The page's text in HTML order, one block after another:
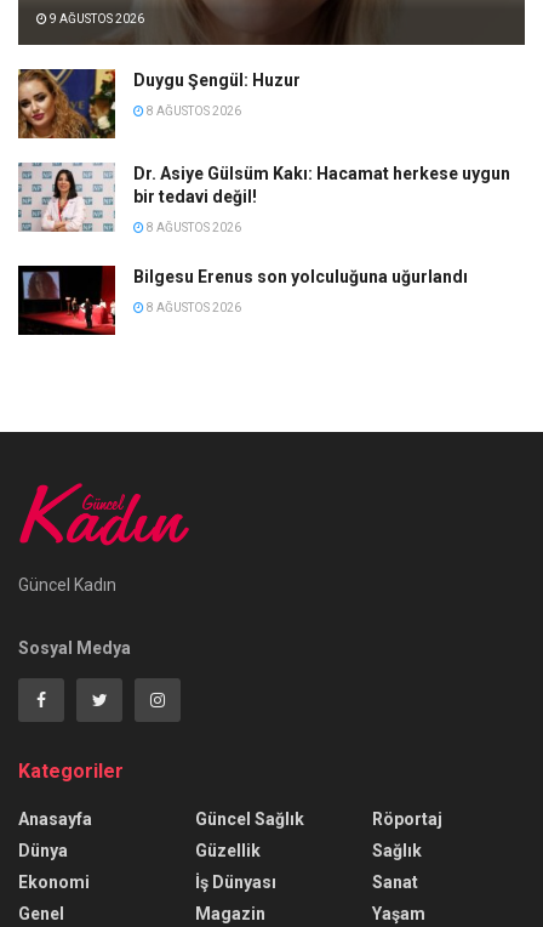
9 AĞUSTOS 2026
Duygu Şengül: Huzur
8 AĞUSTOS 2026
Dr. Asiye Gülsüm Kakı: Hacamat herkese uygun
bir tedavi değil!
8 AĞUSTOS 2026
Bilgesu Erenus son yolculuğuna uğurlandı
8 AĞUSTOS 2026
Güncel Kadın
Sosyal Medya
Kategoriler
Anasayfa
Dünya
Ekonomi
Genel
Güncel Sağlık
Güzellik
İş Dünyası
Magazin
Röportaj
Sağlık
Sanat
Yaşam